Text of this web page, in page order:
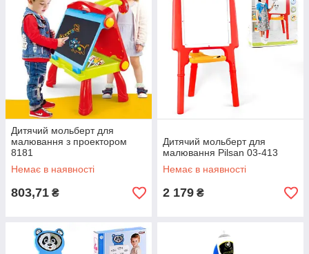
Дитячий мольберт для
малювання з проектором
8181
Немає в наявності
803,71 ₴
Дитячий мольберт для
малювання Pilsan 03-413
Немає в наявності
2 179 ₴